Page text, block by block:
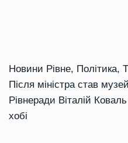
Новини Рівне, Політика,
Після міністра став
Рівнеради Віталій
хобі